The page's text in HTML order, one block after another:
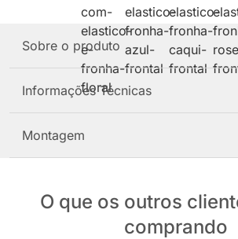
Sobre o produto
Informações Técnicas
Montagem
O que os outros
comprando